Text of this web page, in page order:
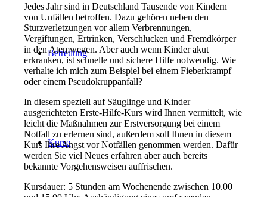
Betreuung
Kurse
Jedes Jahr sind in Deutschland Tausende von Kindern
von Unfällen betroffen. Dazu gehören neben den
Sturzverletzungen vor allem Verbrennungen,
Vergiftungen, Ertrinken, Verschlucken und Fremdkörper
in den Atemwegen. Aber auch wenn Kinder akut
erkranken, ist schnelle und sichere Hilfe notwendig. Wie
verhalte ich mich zum Beispiel bei einem Fieberkrampf
oder einem Pseudokruppanfall?
In diesem speziell auf Säuglinge und Kinder
ausgerichteten Erste-Hilfe-Kurs wird Ihnen vermittelt, wie
leicht die Maßnahmen zur Erstversorgung bei einem
Notfall zu erlernen sind, außerdem soll Ihnen in diesem
Kurs Ihre Angst vor Notfällen genommen werden. Dafür
werden Sie viel Neues erfahren aber auch bereits
bekannte Vorgehensweisen auffrischen.
Kursdauer: 5 Stunden am Wochenende zwischen 10.00